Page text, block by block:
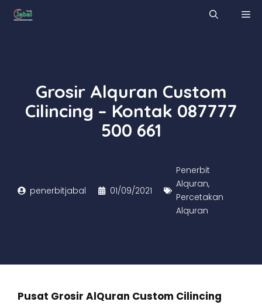
Skip
Grosir Alquran Custom
Cilincing – Kontak 087777
500 661
penerbitjabal 01/09/2021
Penerbit
Alquran,
Percetakan
Alquran
Pusat Grosir AlQuran Custom Cilincing